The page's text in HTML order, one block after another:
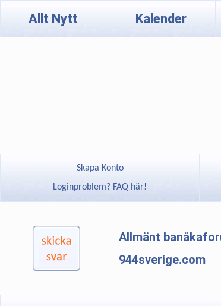
Allt Nytt Kalender
Skapa Konto
Loginproblem? FAQ här!
Allmänt
944sverige.com